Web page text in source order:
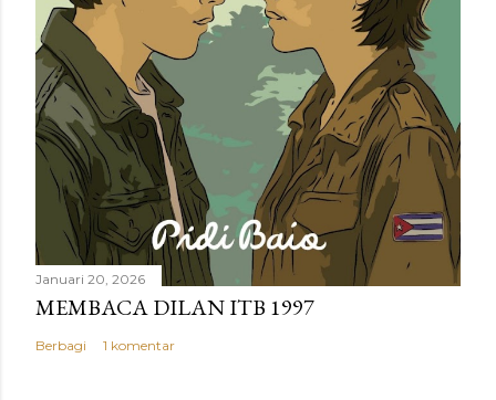
Januari 20, 2026
MEMBACA DILAN ITB 1997
Berbagi 1 komentar